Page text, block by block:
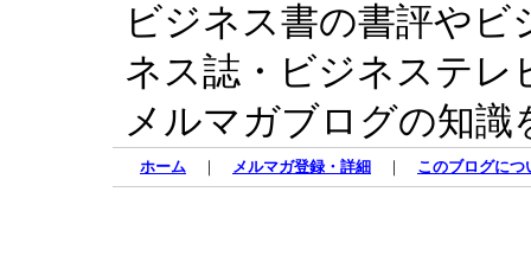
ビジネス書の書評や
ネス誌・ビジネステ
メルマガブログの知識
ホーム ｜ メルマガ登録・詳細 ｜ このブログにつ